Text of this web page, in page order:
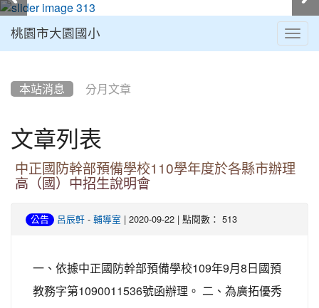
桃園市大園國小
本站消息 分月文章
文章列表
中正國防幹部預備學校110學年度於各縣市辦理
高（國）中招生說明會
公告 呂辰軒 - 輔導室 | 2020-09-22 | 點閱數： 513
一、依據中正國防幹部預備學校109年9月8日國預
教務字第1090011536號函辦理。 二、為廣拓優秀